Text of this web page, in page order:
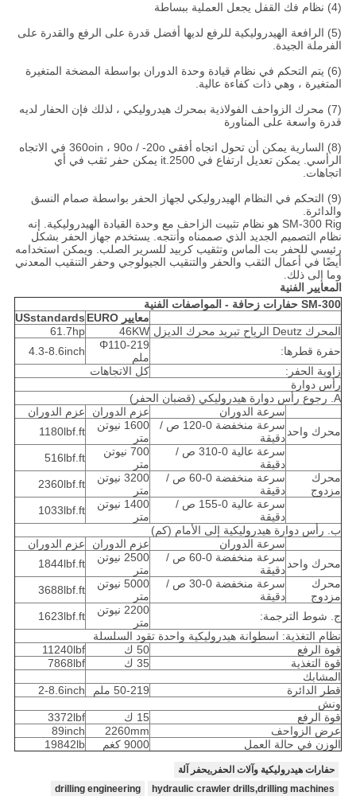
(4) نظام فك القفل يجعل العملية ببساطة
(5) الرافعة الهيدروليكية للرفع لديها أفضل قدرة على الرفع والقدرة على
الفرملة الجيدة.
(6) يتم التحكم في نظام قيادة وحدة الدوران بواسطة المضخة المتغيرة
المتغيرة ، وهي ذات كفاءة عالية.
(7) محرك الزواحف الفولاذية بمحرك هيدروليكي ، لذلك فإن الحفار لديه
قدرة واسعة على المناورة
(8) السارية يمكن أن تحول اتجاه أفقي 360oin ، 90o / -20o في الاتجاه
الرأسي.
يمكن تعديل ارتفاع في 2500.it يمكن حفر ثقب في أي
اتجاهات.
(9) التحكم في النظام الهيدروليكي لجهاز الحفر بواسطة صمام النسق
والدائرة.
SM-300 Rig هو نظام تثبيت الزاحف مع وحدة القيادة الهيدروليكية. إنه
نظام التصميم الجديد الذي صممناه وأنتجه. يستخدم جهاز الحفر بشكل
رئيسي للحفر بت الماس وتثقيب كربيد للسرير الصلب. ويمكن استخدامه
أيضًا في أعمال الثقب والحفر والتنقيب الجيولوجي وحفر التنقيب المعدني
وما إلى ذلك.
المعايير الفنية
SM-300 حفارات زحافة - المواصفات الفنية
معايير EURO
USstandards
المحرك Deutz الرياح تبريد محرك الديزل
46KW
61.7hp
حفرة قطرها:
Φ110-219
ملم
4.3-8.6inch
زاوية الحفر:
كل الاتجاهات
رأس دوارة
A. رجوع رأس دوارة هيدروليكي (قضبان الحفر)
سرعة الدوران
عزم الدوران
عزم الدوران
محرك واحد
سرعة منخفضة 0-120 ص /
دقيقة
1600 نيوتن
متر
1180lbf.ft
سرعة عالية 0-310 ص /
دقيقة
700 نيوتن
متر
516lbf.ft
محرك
مزدوج
سرعة منخفضة 0-60 ص /
دقيقة
3200 نيوتن
متر
2360lbf.ft
سرعة عالية 0-155 ص /
دقيقة
1400 نيوتن
متر
1033lbf.ft
ب. رأس دوارة هيدروليكية إلى الأمام (كم)
سرعة الدوران
عزم الدوران
عزم الدوران
محرك واحد
سرعة منخفضة 0-60 ص /
دقيقة
2500 نيوتن
متر
1844lbf.ft
محرك
مزدوج
سرعة منخفضة 0-30 ص /
دقيقة
5000 نيوتن
متر
3688lbf.ft
ج. شوط الترجمة:
2200 نيوتن
متر
1623lbf.ft
نظام التغذية: اسطوانة هيدروليكية واحدة تقود السلسلة
قوة الرفع
50 ك
11240lbf
قوة التغذية
35 ك
7868lbf
المشابك
قطر الدائرة
50-219 ملم
2-8.6inch
ونش
قوة الرفع
15 ك
3372lbf
عرض الزواحف
2260mm
89inch
الوزن في حالة العمل
9000 كغم 19842lb
حفارات هيدروليكية وآلات الحفر,يحفر آلة
hydraulic crawler drills,drilling machines
drilling engineering